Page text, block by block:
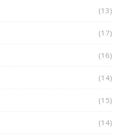
(13)
(17)
(16)
(14)
(15)
(14)